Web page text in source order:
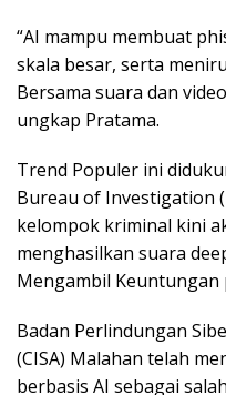
“AI mampu membuat
skala besar, serta
Bersama suara dan
ungkap Pratama.
Trend Populer ini
Bureau of Investigation
kelompok kriminal kini
menghasilkan suara
Mengambil Keuntungan
Badan Perlindungan
(CISA) Malahan telah
berbasis AI sebagai